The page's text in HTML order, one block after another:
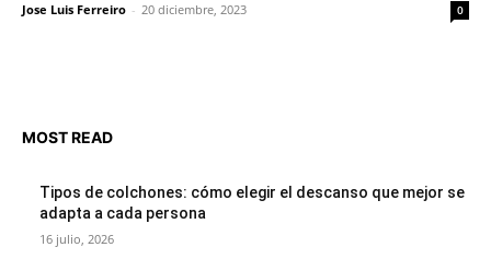
Jose Luis Ferreiro - 20 diciembre, 2023 0
MOST READ
Tipos de colchones: cómo elegir el descanso que mejor se
adapta a cada persona
16 julio, 2026